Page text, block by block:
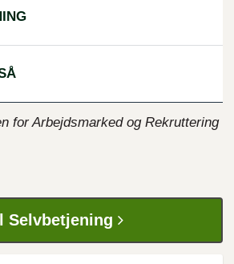
for Arbejdsmarked og Rekruttering
Selvbetjening